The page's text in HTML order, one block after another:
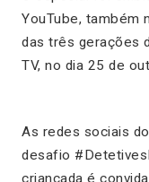
YouTube, também
das três gerações
TV, no dia 25 de
As redes sociais
desafio
criançada é